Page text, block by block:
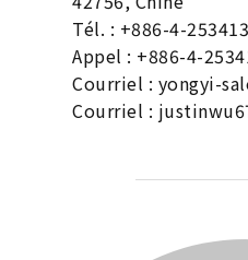
Tél. : +886-4-
Appel : +886-4-
Courriel : yongyi-
Courriel :
AUTEUR DE